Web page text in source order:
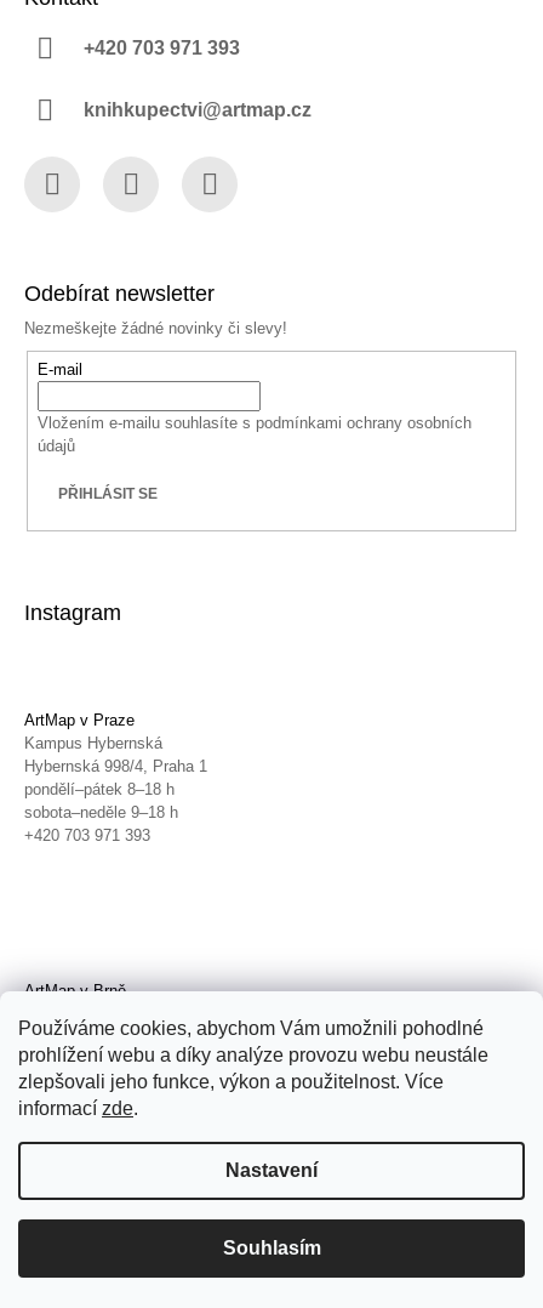
Používáme cookies, abychom Vám umožnili pohodlné
prohlížení webu a díky analýze provozu webu neustále
zlepšovali jeho funkce, výkon a použitelnost. Více
informací zde.
Nastavení
Souhlasím
+420 703 971 393
knihkupectvi@artmap.cz
Odebírat newsletter
Nezmeškejte žádné novinky či slevy!
E-mail
Vložením e-mailu souhlasíte s podmínkami ochrany osobních
údajů
PŘIHLÁSIT SE
Instagram
ArtMap v Praze
Kampus Hybernská
Hybernská 998/4, Praha 1
pondělí–pátek 8–18 h
sobota–neděle 9–18 h
+420 703 971 393
ArtMap v Brně
Radnická 4, Brno
úterý–pátek 11–19 h
sobota 14–19 h
+420 702 152 298